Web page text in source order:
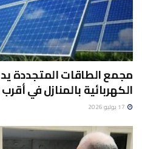
مجمع الطاقات المتجددة
الكهربائية بالمنازل في